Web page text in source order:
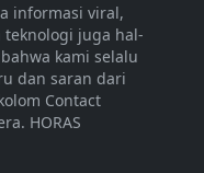
informasi viral,
juga hal-
kami selalu
dan saran dari
Contact
HORAS